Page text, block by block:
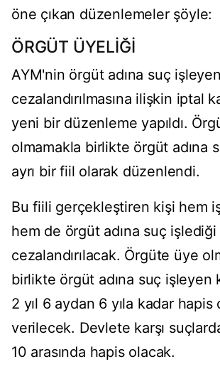
öne çıkan düzenlemeler şöyle:
ÖRGÜT ÜYELİĞİ
AYM'nin örgüt adına suç
cezalandırılmasına ilişkin iptal
yeni bir düzenleme yapıldı.
olmamakla birlikte örgüt adına
ayrı bir fiil olarak düzenlendi.
Bu fiili gerçekleştiren kişi hem
hem de örgüt adına suç işlediği
cezalandırılacak. Örgüte üye
birlikte örgüt adına suç işleyen
2 yıl 6 aydan 6 yıla kadar hapis
verilecek. Devlete karşı
10 arasında hapis olacak.